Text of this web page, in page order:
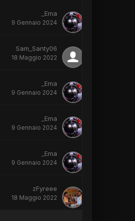
_Ema
9 Gennaio 2024
Sam_Santy06
18 Maggio 2022
_Ema
9 Gennaio 2024
_Ema
9 Gennaio 2024
_Ema
9 Gennaio 2024
zFyreee
18 Maggio 2022